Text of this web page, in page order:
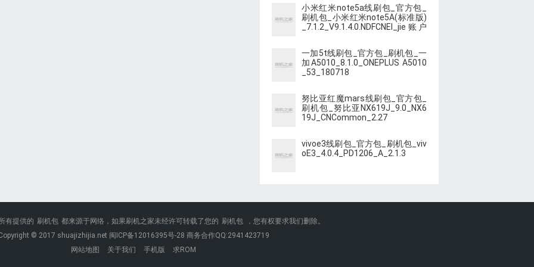
小米红米note5a线刷包_官方包_
刷机包_小米红米note5A(标准版)
_7.1.2_V9.1.4.0.NDFCNEI_jie账户
一加5t线刷包_官方包_刷机包_一
加A5010_8.1.0_ONEPLUS A5010
_53_180718
努比亚红魔mars线刷包_官方包_
刷机包_努比亚NX619J_9.0_NX6
19J_CNCommon_2.27
vivoe3线刷包_官方包_刷机包_viv
oE3_4.0.4_PD1206_A_2.1.3
有提供的 刷机包 都来源于网络，如果刷机之家未经许可转载了您的 刷机包
，您有权要求我们删除。
© 2017 shuajizhijia.net 闽ICP备12016395号-28 商务合作QQ:2941423719
网站地图
关于我们 手机版 求ROM